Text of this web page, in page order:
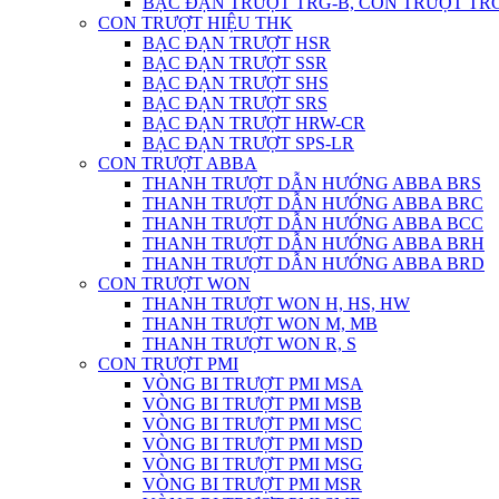
CON TRƯỢT HIỆU THK
BẠC ĐẠN TRƯỢT HSR
BẠC ĐẠN TRƯỢT SSR
BẠC ĐẠN TRƯỢT SHS
BẠC ĐẠN TRƯỢT SRS
BẠC ĐẠN TRƯỢT HRW-CR
BẠC ĐẠN TRƯỢT SPS-LR
CON TRƯỢT ABBA
THANH TRƯỢT DẪN HƯỚNG ABBA BRS
THANH TRƯỢT DẪN HƯỚNG ABBA BRC
THANH TRƯỢT DẪN HƯỚNG ABBA BCC
THANH TRƯỢT DẪN HƯỚNG ABBA BRH
THANH TRƯỢT DẪN HƯỚNG ABBA BRD
CON TRƯỢT WON
THANH TRƯỢT WON H, HS, HW
THANH TRƯỢT WON M, MB
THANH TRƯỢT WON R, S
CON TRƯỢT PMI
VÒNG BI TRƯỢT PMI MSA
VÒNG BI TRƯỢT PMI MSB
VÒNG BI TRƯỢT PMI MSC
VÒNG BI TRƯỢT PMI MSD
VÒNG BI TRƯỢT PMI MSG
VÒNG BI TRƯỢT PMI MSR